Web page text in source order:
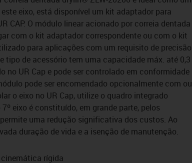
eixo, está disponível um kit adaptador para
CAP. O módulo linear acionado por correia dentada
com o kit adaptador correspondente ou com o kit
para aplicações com um requisito de precisão
tipo de acessório tem uma capacidade máx. até 0,3
no UR Cap e pode ser controlado em conformidade
pode ser encomendado opcionalmente com ou
o eixo no UR Cap, utilize o quadro integrado
eixo é constituído, em grande parte, pelos
uma redução significativa dos custos. Ao
duração de vida e a isenção de manutenção.
rígida